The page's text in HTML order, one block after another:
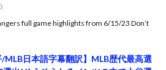
full game highlights from 6/15/23 Don’t
/MLB日本語字幕翻訳】MLB歴代最高選